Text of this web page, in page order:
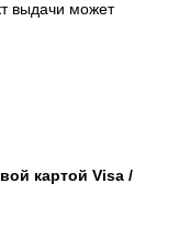
выдачи может
картой Visa /